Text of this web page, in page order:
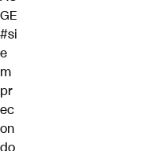
GE
#si
e
m
pr
ec
on